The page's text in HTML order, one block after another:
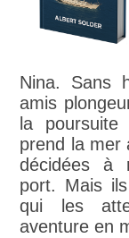
Nina. Sans
amis
la
prend la mer
décidées à
port. Mais
qui les
aventure en